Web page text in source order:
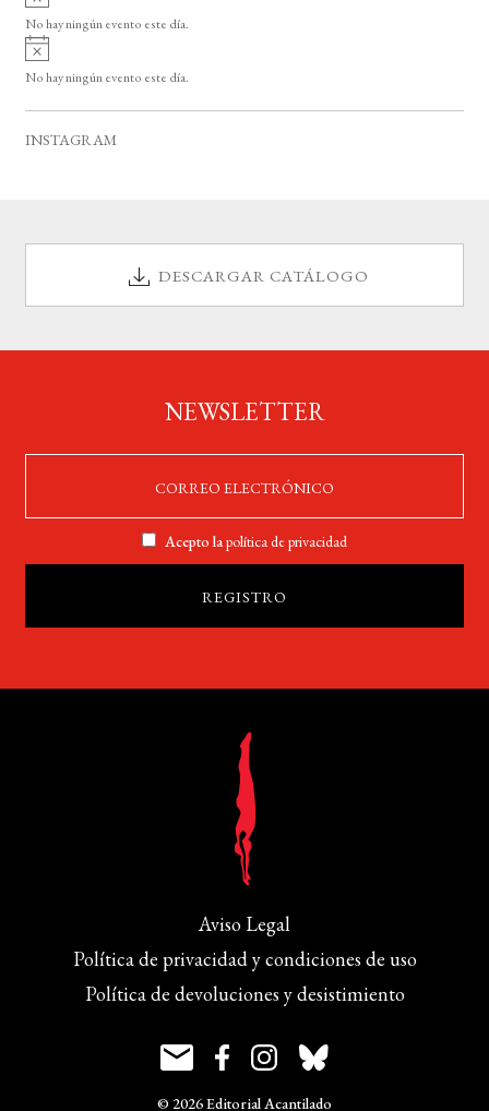
o
v
i
o
No hay ningún evento este día.
A
v
i
No hay ningún evento este día.
INSTAGRAM
DESCARGAR CATÁLOGO
NEWSLETTER
Acepto lapolítica de privacidad
Aviso Legal
Política de privacidad y condiciones de uso
Política de devoluciones y desistimiento
© 2026 Editorial Acantilado